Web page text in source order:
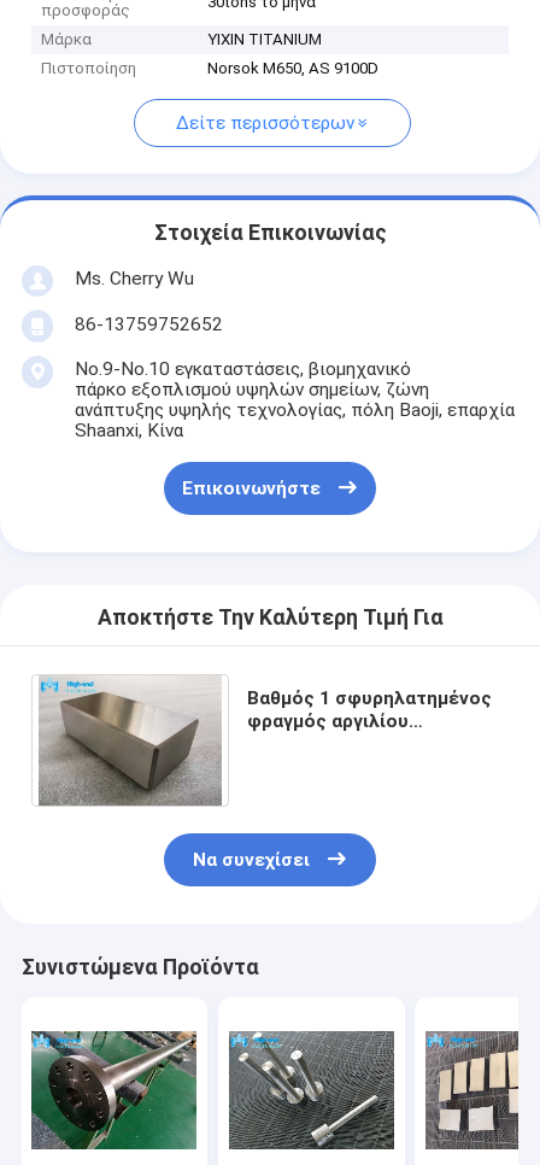
προσφοράς
Μάρκα
YIXIN TITANIUM
Πιστοποίηση
Norsok M650, AS 9100D
Δείτε περισσότερων
Στοιχεία Επικοινωνίας
Ms. Cherry Wu
86-13759752652
No.9-No.10 εγκαταστάσεις, βιομηχανικό
πάρκο εξοπλισμού υψηλών σημείων, ζώνη
ανάπτυξης υψηλής τεχνολογίας, πόλη Baoji, επαρχία
Shaanxi, Κίνα
Επικοινωνήστε
Αποκτήστε Την Καλύτερη Τιμή Για
Βαθμός 1 σφυρηλατημένος
φραγμός αργιλίου
Να συνεχίσει
Συνιστώμενα Προϊόντα